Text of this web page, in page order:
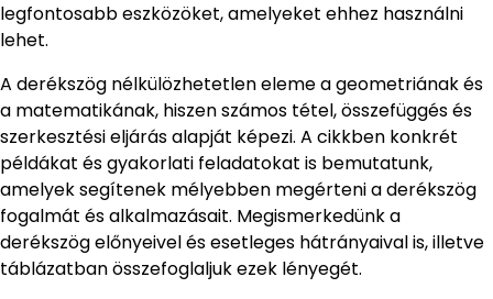
legfontosabb eszközöket, amelyeket ehhez használni
lehet.
A derékszög nélkülözhetetlen eleme a geometriának és
a matematikának, hiszen számos tétel, összefüggés és
szerkesztési eljárás alapját képezi. A cikkben konkrét
példákat és gyakorlati feladatokat is bemutatunk,
amelyek segítenek mélyebben megérteni a derékszög
fogalmát és alkalmazásait. Megismerkedünk a
derékszög előnyeivel és esetleges hátrányaival is, illetve
táblázatban összefoglaljuk ezek lényegét.